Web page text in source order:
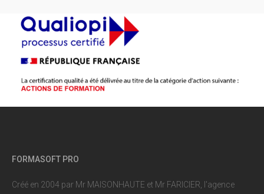
FORMASOFT PRO
Créé en 2004 par Mr MAISONHAUTE et Mr FARICIER, l'agence